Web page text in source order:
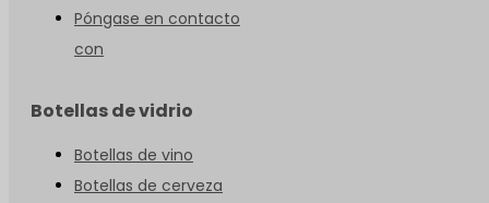
Póngase en contacto
con
Botellas de vidrio
Botellas de vino
Botellas de cerveza